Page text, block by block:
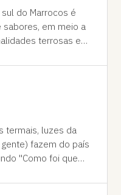
do Marrocos é
em meio a
terrosas e
termais, luzes da
fazem do país
que